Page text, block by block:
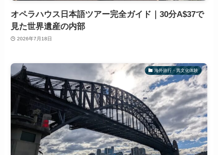
オペラハウス日本語ツアー完全ガイド｜30分A$37で
見た世界遺産の内部
2026年7月18日
海外旅行・異文化体験